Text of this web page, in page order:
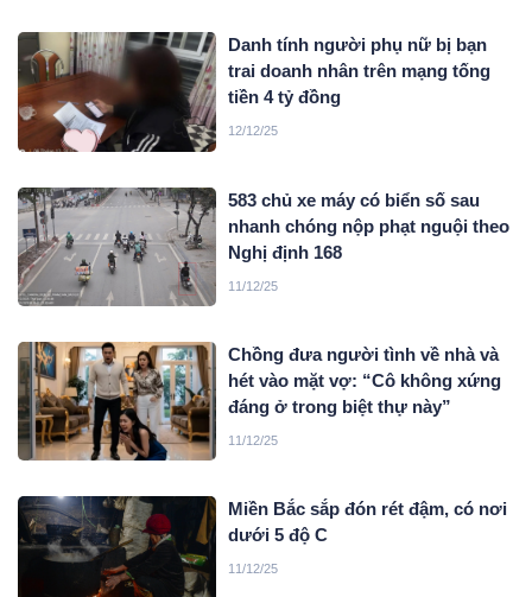
Danh tính người phụ nữ bị bạn
trai doanh nhân trên mạng tống
tiền 4 tỷ đồng
12/12/25
583 chủ xe máy có biển số sau
nhanh chóng nộp phạt nguội theo
Nghị định 168
11/12/25
Chồng đưa người tình về nhà và
hét vào mặt vợ: “Cô không xứng
đáng ở trong biệt thự này”
11/12/25
Miền Bắc sắp đón rét đậm, có nơi
dưới 5 độ C
11/12/25